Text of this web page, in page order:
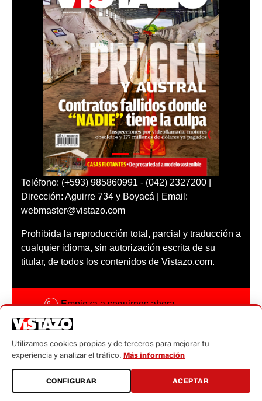
Teléfono: (+593) 985860991 - (042) 2327200 |
Dirección: Aguirre 734 y Boyacá | Email:
webmaster@vistazo.com
Prohibida la reproducción total, parcial y traducción a
cualquier idioma, sin autorización escrita de su
titular, de todos los contenidos de Vistazo.com.
Empieza a seguirnos ahora
Código ética
Sugerencias a:
sugerencias@vistazo.com
Utilizamos cookies propias y de terceros para mejorar tu
experiencia y analizar el tráfico. Más información
CONFIGURAR ACEPTAR